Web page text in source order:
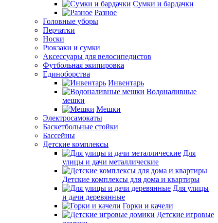
Сумки и бардачки
Разное
Головные уборы
Перчатки
Носки
Рюкзаки и сумки
Аксессуары для велосипедистов
Футбольная экипировка
Единоборства
Инвентарь
Водоналивные
мешки
Мешки
Электросамокаты
Баскетбольные стойки
Бассейны
Детские комплексы
Для
улицы и дачи металлические
Детские комплексы для дома и квартиры
Для улицы
и дачи деревянные
Горки и качели
Детские игровые